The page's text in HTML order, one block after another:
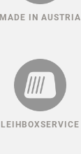
MADE IN AUSTRIA
LEIHBOXSERVICE